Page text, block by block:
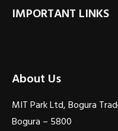
IMPORTANT LINKS
About Us
MIT Park Ltd, Bogura
Bogura – 5800